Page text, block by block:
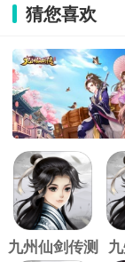
猜您喜欢
九州仙剑传测